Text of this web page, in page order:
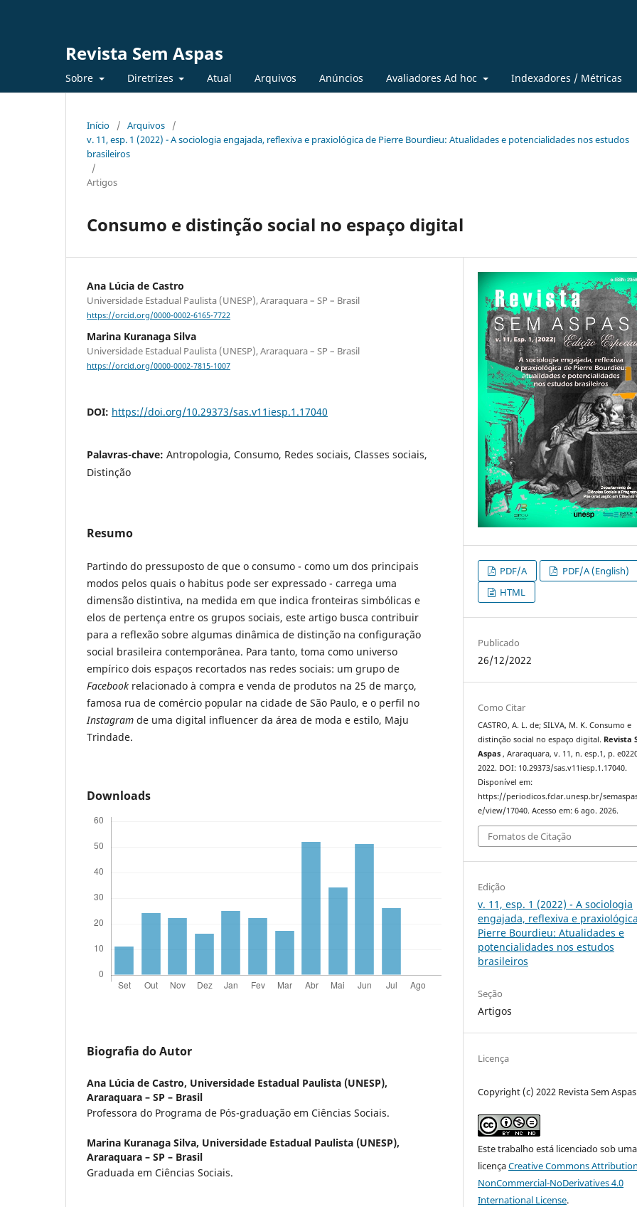
Revista Sem Aspas
Sobre Diretrizes Atual Arquivos Anúncios Avaliadores Ad hoc Indexadores / Métricas
Início / Arquivos
/
v. 11, esp. 1 (2022) - A sociologia engajada, reflexiva e praxiológica de Pierre Bourdieu: Atualidades e potencialidades nos estudos
brasileiros
/
Artigos
Consumo e distinção social no espaço digital
Ana Lúcia de Castro
Universidade Estadual Paulista (UNESP), Araraquara – SP – Brasil
https://orcid.org/0000-0002-6165-7722
Marina Kuranaga Silva
Universidade Estadual Paulista (UNESP), Araraquara – SP – Brasil
https://orcid.org/0000-0002-7815-1007
DOI: https://doi.org/10.29373/sas.v11iesp.1.17040
Palavras-chave: Antropologia, Consumo, Redes sociais, Classes sociais,
Distinção
Resumo
Partindo do pressuposto de que o consumo - como um dos principais
modos pelos quais o habitus pode ser expressado - carrega uma
dimensão distintiva, na medida em que indica fronteiras simbólicas e
elos de pertença entre os grupos sociais, este artigo busca contribuir
para a reflexão sobre algumas dinâmica de distinção na configuração
social brasileira contemporânea. Para tanto, toma como universo
empírico dois espaços recortados nas redes sociais: um grupo de
Facebook relacionado à compra e venda de produtos na 25 de março,
famosa rua de comércio popular na cidade de São Paulo, e o perfil no
Instagram de uma digital influencer da área de moda e estilo, Maju
Trindade.
Downloads
Biografia do Autor
Ana Lúcia de Castro, Universidade Estadual Paulista (UNESP),
Araraquara – SP – Brasil
Professora do Programa de Pós-graduação em Ciências Sociais.
Marina Kuranaga Silva, Universidade Estadual Paulista (UNESP),
Araraquara – SP – Brasil
Graduada em Ciências Sociais.
PDF/A
PDF/A (English)
HTML
Publicado
26/12/2022
Como Citar
CASTRO, A. L. de; SILVA, M. K. Consumo e
distinção social no espaço digital. Revista
Aspas, Araraquara, v. 11, n. esp.1, p.
2022. DOI: 10.29373/sas.v11iesp.1.17040.
Disponível em:
https://periodicos.fclar.unesp.br/
e/view/17040. Acesso em: 6 ago. 2026.
Fomatos de Citação
Edição
v. 11, esp. 1 (2022) - A sociologia
engajada, reflexiva e
Pierre Bourdieu: Atualidades e
potencialidades nos estudos
brasileiros
Seção
Artigos
Licença
Copyright (c) 2022 Revista Sem Aspas
Este trabalho está licenciado sob uma
licençaCreative Commons
NonCommercial-NoDerivatives 4.0
International License.